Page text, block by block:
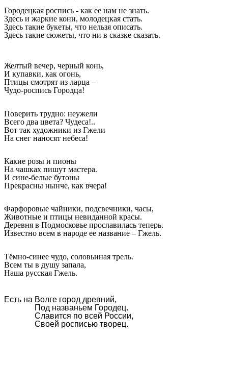
Городецкая роспись - как ее нам не знать.
Здесь и жаркие кони, молодецкая стать.
Здесь такие букеты, что нельзя описать.
Здесь такие сюжеты, что ни в сказке сказать.
Желтый вечер, черный конь,
И купавки, как огонь,
Птицы смотрят из ларца –
Чудо-роспись Городца!
Поверить трудно: неужели
Всего два цвета? Чудеса!..
Вот так художники из Гжели
На снег наносят небеса!
Какие розы и пионы
На чашках пишут мастера.
И сине-белые бутоны
Прекрасны нынче, как вчера!
Фарфоровые чайники, подсвечники, часы,
Животные и птицы невиданной красы.
Деревня в Подмосковье прославилась теперь.
Известно всем в народе ее название – Гжель.
Тёмно-синее чудо, соловьиная трель.
Всем ты в душу запала,
Наша русская Гжель.
Есть на Волге город древний,
Под названьем Городец.
Славится по всей России,
Своей росписью творец.